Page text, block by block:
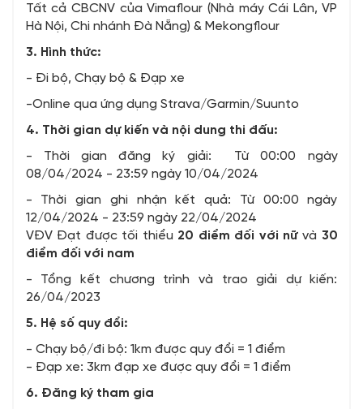
Tất cả CBCNV của Vimaflour (Nhà máy Cái Lân, VP
Hà Nội, Chi nhánh Đà Nẵng) & Mekongflour
3. Hình thức:
- Đi bộ, Chạy bộ & Đạp xe
-Online qua ứng dụng Strava/Garmin/Suunto
4. Thời gian dự kiến và nội dung thi đấu:
- Thời gian đăng ký giải: Từ 00:00 ngày
08/04/2024 - 23:59 ngày 10/04/2024
- Thời gian ghi nhận kết quả: Từ 00:00 ngày
12/04/2024 - 23:59 ngày 22/04/2024
VĐV Đạt được tối thiểu 20 điểm đối với nữvà 30
điểm đối với nam
- Tổng kết chương trình và trao giải dự kiến:
26/04/2023
5. Hệ số quy đổi:
- Chạy bộ/đi bộ: 1km được quy đổi = 1⁠ điểm
- Đạp xe: 3km đạp xe được quy đổi = 1⁠ điểm
6. Đăng ký tham gia